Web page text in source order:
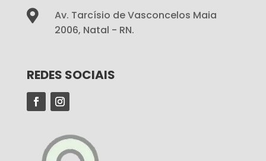

Av. Tarcísio de Vasconcelos Maia
2006, Natal - RN.
REDES SOCIAIS